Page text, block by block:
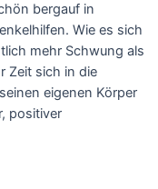
bergauf in
Wie es sich
mehr Schwung als
Zeit sich in die
eigenen Körper
positiver